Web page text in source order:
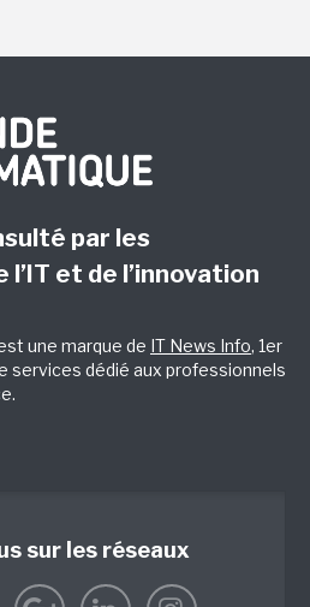
par les
et de l’innovation
une marque de IT News Info, 1er
services dédié aux professionnels
sur les réseaux